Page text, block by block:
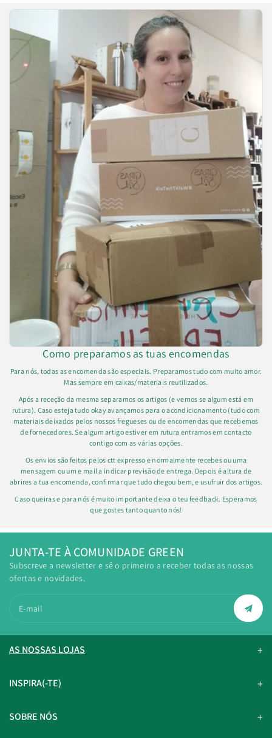
Como preparamos as tuas encomendas
Para nós, todas as encomenda são especiais. Preparamos tudo com muito amor.
Mas sempre em caixas/materiais reutilizados.
Após a receção da mesma separamos os artigos (e vemos se algum está em
rutura). Caso esteja tudo okay avançamos para o acondicionamento (tudo com
materiais deixados pelos nossos fregueses ou de encomendas que recebemos
de fornecedores. Se algum artigo estiver em rutura entramos em contacto
contigo com as várias opções.
Os envios são feitos pelos ctt expresso e normalmente recebes ou uma
mensagem ou um e mail a indicar previsão de entrega. Depois é altura de
abrires a tua encomenda, confirmar que tudo chegou bem, e usufruir dos artigos.
Caso queiras e para nós é muito importante deixa o teu feedback. Esperamos
que gostes tanto quanto nós!
JUNTA-TE À COMUNIDADE GREEN
Subscreve a newsletter e sê o primeiro a receber todas as nossas
ofertas e novidades.
E-mail
AS NOSSAS LOJAS
INSPIRA(-TE)
SOBRE NÓS